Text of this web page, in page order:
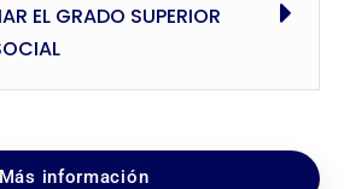
EL GRADO SUPERIOR
Más información